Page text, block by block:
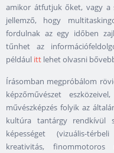
amikor átfutjuk őket, vagy a
jellemző, hogy
fordulnak az egy időben
tűnhet az
például itt lehet olvasni
Írásomban megpróbálom
képzőművészet
művészképzés folyik az
kultúra tantárgy rendkívül
képességet (vizuális-
kreativitás, finommotoros